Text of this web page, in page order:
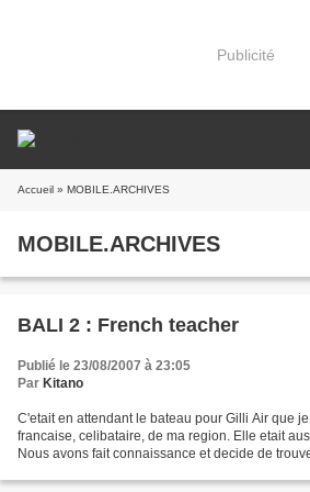
Publicité
Accueil » MOBILE.ARCHIVES
MOBILE.ARCHIVES
BALI 2 : French teacher
Publié le 23/08/2007 à 23:05
Par Kitano
C'etait en attendant le bateau pour Gilli Air que
francaise, celibataire, de ma region. Elle etait
Nous avons fait connaissance et decide de